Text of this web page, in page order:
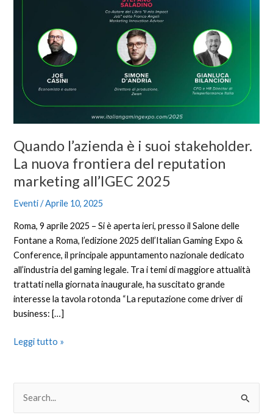
Quando l’azienda è i suoi stakeholder.
La nuova frontiera del reputation
marketing all’IGEC 2025
Eventi/Aprile 10, 2025
Roma, 9 aprile 2025 – Si è aperta ieri, presso il Salone delle
Fontane a Roma, l’edizione 2025 dell’Italian Gaming Expo &
Conference, il principale appuntamento nazionale dedicato
all’industria del gaming legale. Tra i temi di maggiore attualità
trattati nella giornata inaugurale, ha suscitato grande
interesse la tavola rotonda “La reputazione come driver di
business: […]
reputation
marketing
all’IGEC
Leggi tutto »